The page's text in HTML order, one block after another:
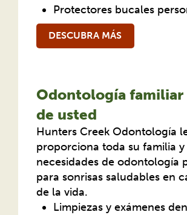
Protectores bucales
DESCUBRA MÁS
Odontología familiar
de usted
Hunters Creek Odontología
proporciona toda su familia y
necesidades de odontología
para sonrisas saludables en
de la vida.
Limpiezas y exámenes